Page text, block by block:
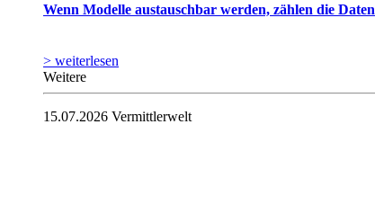
Wenn Modelle austauschbar werden, zählen die Daten
> weiterlesen
Weitere
15.07.2026 Vermittlerwelt